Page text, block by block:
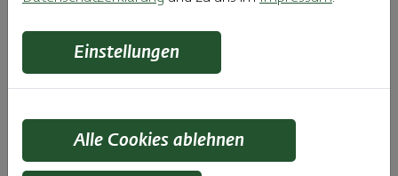
Einstellungen
Alle Cookies ablehnen